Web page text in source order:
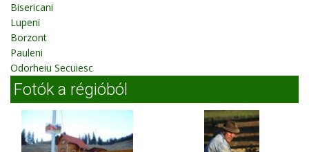
Bisericani
Lupeni
Borzont
Pauleni
Odorheiu Secuiesc
Fotók a régióból